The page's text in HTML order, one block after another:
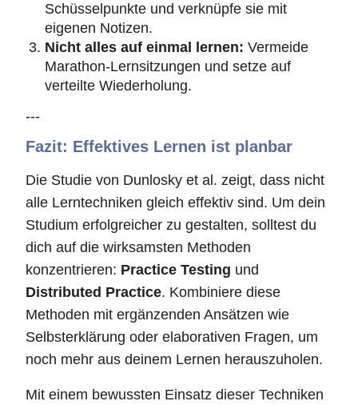
Schüsselpunkte und verknüpfe sie mit
eigenen Notizen.
Nicht alles auf einmal lernen: Vermeide
Marathon-Lernsitzungen und setze auf
verteilte Wiederholung.
---
Fazit: Effektives Lernen ist planbar
Die Studie von Dunlosky et al. zeigt, dass nicht
alle Lerntechniken gleich effektiv sind. Um dein
Studium erfolgreicher zu gestalten, solltest du
dich auf die wirksamsten Methoden
konzentrieren: Practice Testing und
Distributed Practice. Kombiniere diese
Methoden mit ergänzenden Ansätzen wie
Selbsterklärung oder elaborativen Fragen, um
noch mehr aus deinem Lernen herauszuholen.
Mit einem bewussten Einsatz dieser Techniken